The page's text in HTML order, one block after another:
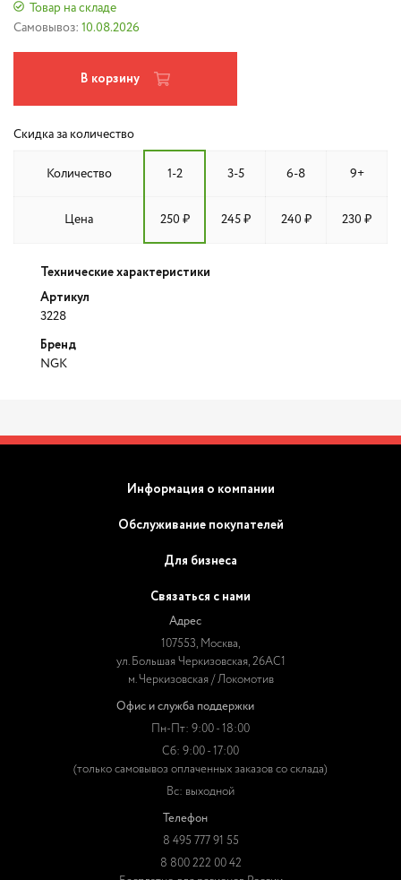
Товар на складе
Самовывоз: 10.08.2026
В корзину
Скидка за количество
Количество 1-2 3-5 6-8 9+
Цена 250 ₽ 245 ₽ 240 ₽ 230 ₽
Технические характеристики
Артикул
3228
Бренд
NGK
Информация о компании
Обслуживание покупателей
Для бизнеса
Связаться с нами
Адрес
107553, Москва,
ул. Большая Черкизовская, 26АС1
м. Черкизовская / Локомотив
Офис и служба поддержки
Пн-Пт: 9:00 - 18:00
Сб: 9:00 - 17:00
(только самовывоз оплаченных заказов со склада)
Вс: выходной
Телефон
8 495 777 91 55
8 800 222 00 42